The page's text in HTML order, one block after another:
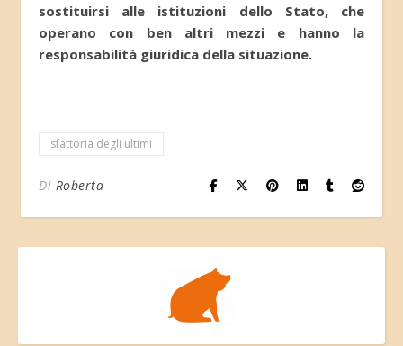
sostituirsi alle istituzioni dello Stato, che
operano con ben altri mezzi e hanno la
responsabilità giuridica della situazione.
sfattoria degli ultimi
Di Roberta